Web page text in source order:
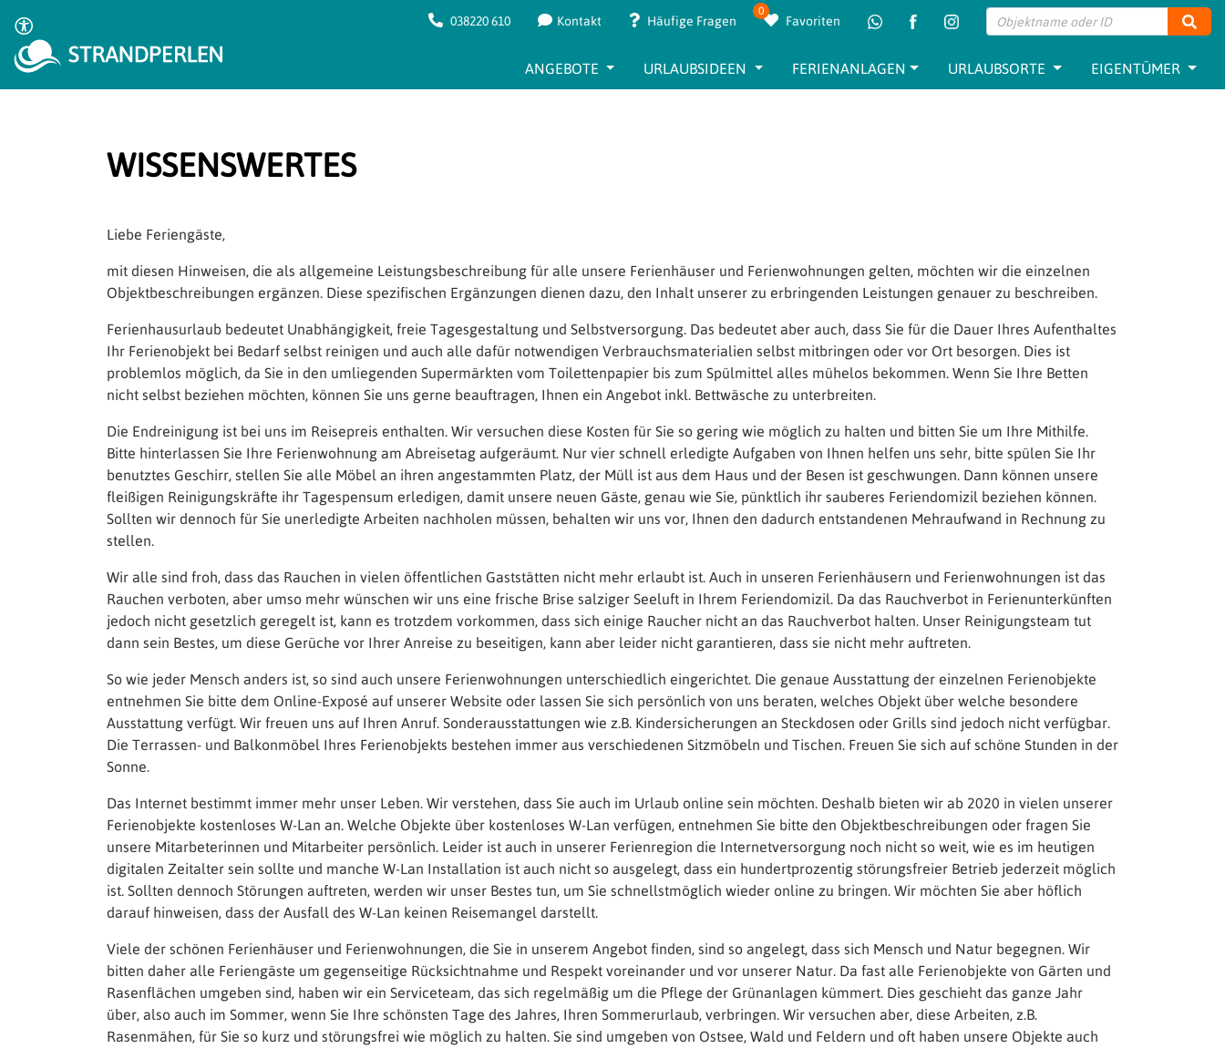
038220 610 Kontakt Häufige Fragen
0
Favoriten
ANGEBOTE
URLAUBSIDEEN FERIENANLAGEN URLAUBSORTE EIGENTÜMER
WISSENSWERTES
Liebe Feriengäste,
mit diesen Hinweisen, die als allgemeine Leistungsbeschreibung für alle unsere Ferienhäuser und Ferienwohnungen gelten, möchten wir die einzelnen
Objektbeschreibungen ergänzen. Diese spezifischen Ergänzungen dienen dazu, den Inhalt unserer zu erbringenden Leistungen genauer zu beschreiben.
Ferienhausurlaub bedeutet Unabhängigkeit, freie Tagesgestaltung und Selbstversorgung. Das bedeutet aber auch, dass Sie für die Dauer Ihres Aufenthaltes
Ihr Ferienobjekt bei Bedarf selbst reinigen und auch alle dafür notwendigen Verbrauchsmaterialien selbst mitbringen oder vor Ort besorgen. Dies ist
problemlos möglich, da Sie in den umliegenden Supermärkten vom Toilettenpapier bis zum Spülmittel alles mühelos bekommen. Wenn Sie Ihre Betten
nicht selbst beziehen möchten, können Sie uns gerne beauftragen, Ihnen ein Angebot inkl. Bettwäsche zu unterbreiten.
Die Endreinigung ist bei uns im Reisepreis enthalten. Wir versuchen diese Kosten für Sie so gering wie möglich zu halten und bitten Sie um Ihre Mithilfe.
Bitte hinterlassen Sie Ihre Ferienwohnung am Abreisetag aufgeräumt. Nur vier schnell erledigte Aufgaben von Ihnen helfen uns sehr, bitte spülen Sie Ihr
benutztes Geschirr, stellen Sie alle Möbel an ihren angestammten Platz, der Müll ist aus dem Haus und der Besen ist geschwungen. Dann können unsere
fleißigen Reinigungskräfte ihr Tagespensum erledigen, damit unsere neuen Gäste, genau wie Sie, pünktlich ihr sauberes Feriendomizil beziehen können.
Sollten wir dennoch für Sie unerledigte Arbeiten nachholen müssen, behalten wir uns vor, Ihnen den dadurch entstandenen Mehraufwand in Rechnung zu
stellen.
Wir alle sind froh, dass das Rauchen in vielen öffentlichen Gaststätten nicht mehr erlaubt ist. Auch in unseren Ferienhäusern und Ferienwohnungen ist das
Rauchen verboten, aber umso mehr wünschen wir uns eine frische Brise salziger Seeluft in Ihrem Feriendomizil. Da das Rauchverbot in Ferienunterkünften
jedoch nicht gesetzlich geregelt ist, kann es trotzdem vorkommen, dass sich einige Raucher nicht an das Rauchverbot halten. Unser Reinigungsteam tut
dann sein Bestes, um diese Gerüche vor Ihrer Anreise zu beseitigen, kann aber leider nicht garantieren, dass sie nicht mehr auftreten.
So wie jeder Mensch anders ist, so sind auch unsere Ferienwohnungen unterschiedlich eingerichtet. Die genaue Ausstattung der einzelnen Ferienobjekte
entnehmen Sie bitte dem Online-Exposé auf unserer Website oder lassen Sie sich persönlich von uns beraten, welches Objekt über welche besondere
Ausstattung verfügt. Wir freuen uns auf Ihren Anruf. Sonderausstattungen wie z.B. Kindersicherungen an Steckdosen oder Grills sind jedoch nicht verfügbar.
Die Terrassen- und Balkonmöbel Ihres Ferienobjekts bestehen immer aus verschiedenen Sitzmöbeln und Tischen. Freuen Sie sich auf schöne Stunden in der
Sonne.
Das Internet bestimmt immer mehr unser Leben. Wir verstehen, dass Sie auch im Urlaub online sein möchten. Deshalb bieten wir ab 2020 in vielen unserer
Ferienobjekte kostenloses W-Lan an. Welche Objekte über kostenloses W-Lan verfügen, entnehmen Sie bitte den Objektbeschreibungen oder fragen Sie
unsere Mitarbeterinnen und Mitarbeiter persönlich. Leider ist auch in unserer Ferienregion die Internetversorgung noch nicht so weit, wie es im heutigen
digitalen Zeitalter sein sollte und manche W-Lan Installation ist auch nicht so ausgelegt, dass ein hundertprozentig störungsfreier Betrieb jederzeit möglich
ist. Sollten dennoch Störungen auftreten, werden wir unser Bestes tun, um Sie schnellstmöglich wieder online zu bringen. Wir möchten Sie aber höflich
darauf hinweisen, dass der Ausfall des W-Lan keinen Reisemangel darstellt.
Viele der schönen Ferienhäuser und Ferienwohnungen, die Sie in unserem Angebot finden, sind so angelegt, dass sich Mensch und Natur begegnen. Wir
bitten daher alle Feriengäste um gegenseitige Rücksichtnahme und Respekt voreinander und vor unserer Natur. Da fast alle Ferienobjekte von Gärten und
Rasenflächen umgeben sind, haben wir ein Serviceteam, das sich regelmäßig um die Pflege der Grünanlagen kümmert. Dies geschieht das ganze Jahr
über, also auch im Sommer, wenn Sie Ihre schönsten Tage des Jahres, Ihren Sommerurlaub, verbringen. Wir versuchen aber, diese Arbeiten, z.B.
Rasenmähen, für Sie so kurz und störungsfrei wie möglich zu halten. Sie sind umgeben von Ostsee, Wald und Feldern und oft haben unsere Objekte auch